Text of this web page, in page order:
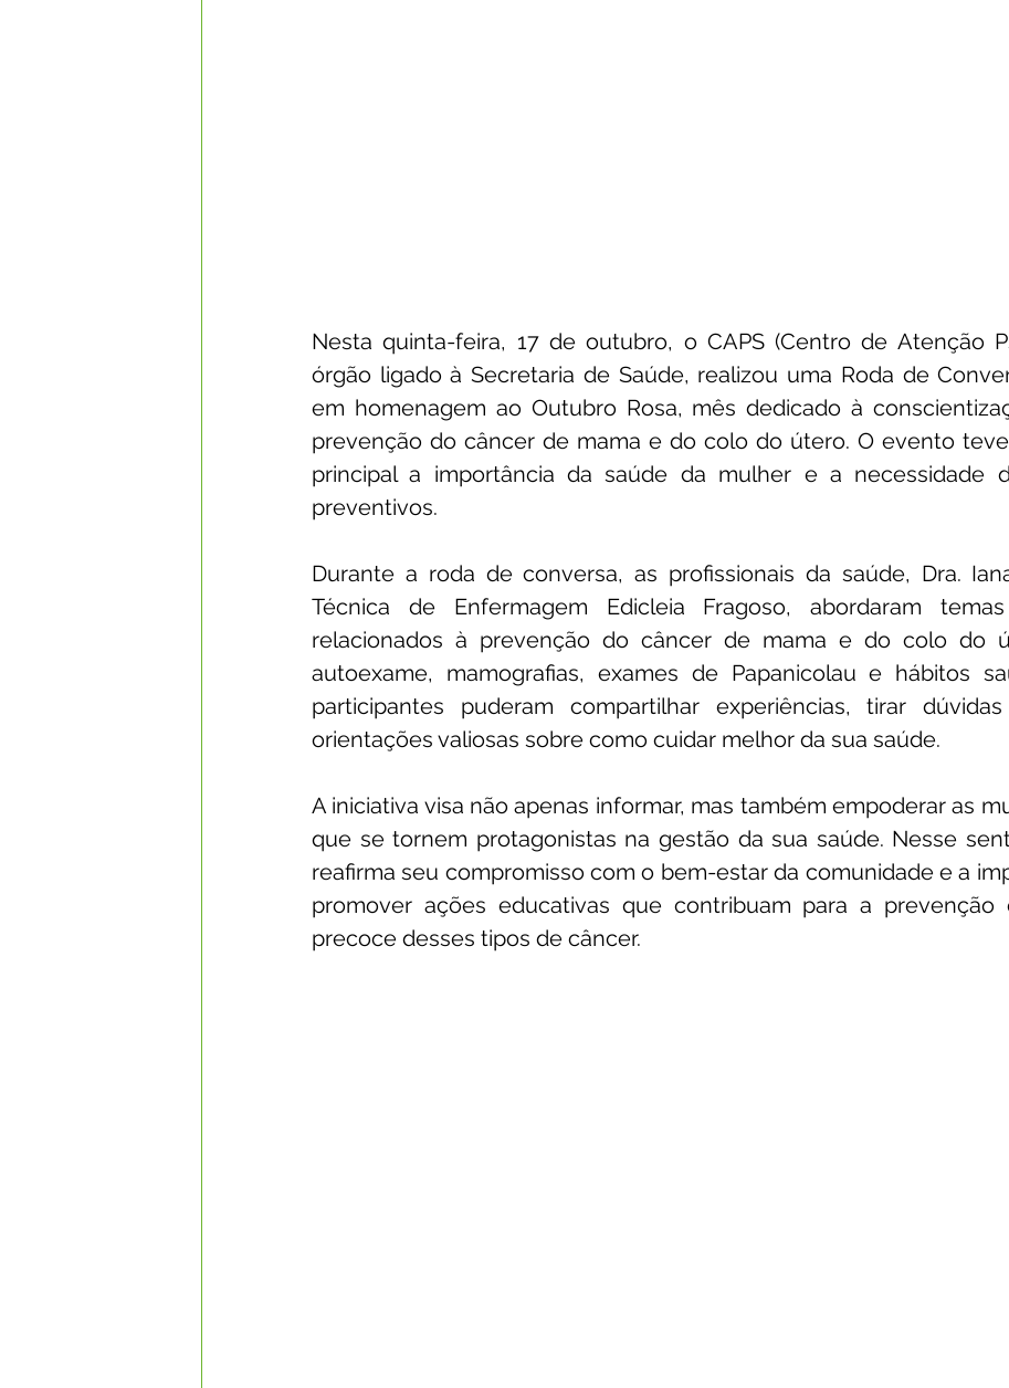
Nesta quinta-feira, 17 de outubro, o CAPS (Centro de Atenção
órgão ligado à Secretaria de Saúde, realizou uma Roda de
em homenagem ao Outubro Rosa, mês dedicado à
prevenção do câncer de mama e do colo do útero. O evento
principal a importância da saúde da mulher e a necessidade
preventivos.
Durante a roda de conversa, as profissionais da saúde, Dra.
Técnica de Enfermagem Edicleia Fragoso, abordaram
relacionados à prevenção do câncer de mama e do colo do
autoexame, mamografias, exames de Papanicolau e hábitos
participantes puderam compartilhar experiências, tirar
orientações valiosas sobre como cuidar melhor da sua saúde.
A iniciativa visa não apenas informar, mas também empoderar as
que se tornem protagonistas na gestão da sua saúde. Nesse
reafirma seu compromisso com o bem-estar da comunidade e a
promover ações educativas que contribuam para a prevenção
precoce desses tipos de câncer.